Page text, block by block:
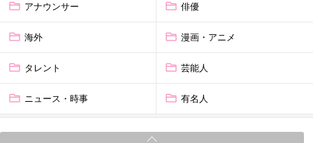
アナウンサー 俳優
海外 漫画・アニメ
タレント 芸能人
ニュース・時事 有名人